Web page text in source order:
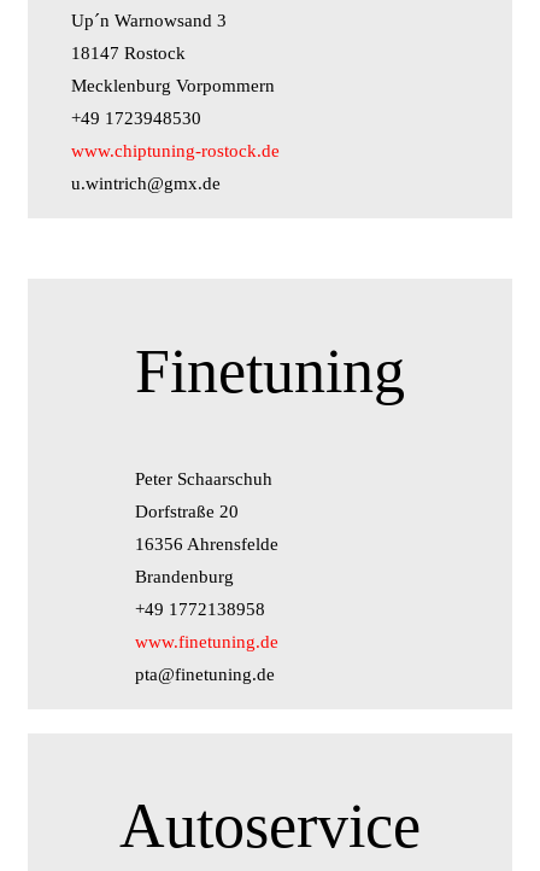
Up´n Warnowsand 3
18147 Rostock
Mecklenburg Vorpommern
+49 1723948530
www.chiptuning-rostock.de
u.wintrich@gmx.de
Finetuning
Peter Schaarschuh
Dorfstraße 20
16356 Ahrensfelde
Brandenburg
+49 1772138958
www.finetuning.de
pta@finetuning.de
Autoservice